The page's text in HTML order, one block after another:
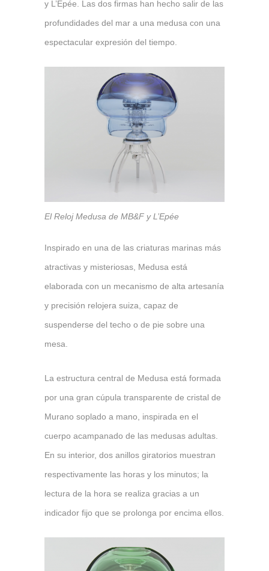
y L’Epée. Las dos firmas han hecho salir de las
profundidades del mar a una medusa con una
espectacular expresión del tiempo.
El Reloj Medusa de MB&F y L’Epée
Inspirado en una de las criaturas marinas más
atractivas y misteriosas, Medusa está
elaborada con un mecanismo de alta artesanía
y precisión relojera suiza, capaz de
suspenderse del techo o de pie sobre una
mesa.
La estructura central de Medusa está formada
por una gran cúpula transparente de cristal de
Murano soplado a mano, inspirada en el
cuerpo acampanado de las medusas adultas.
En su interior, dos anillos giratorios muestran
respectivamente las horas y los minutos; la
lectura de la hora se realiza gracias a un
indicador fijo que se prolonga por encima ellos.